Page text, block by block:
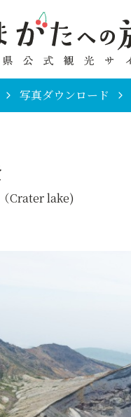
写真ダウンロード
Crater lake)